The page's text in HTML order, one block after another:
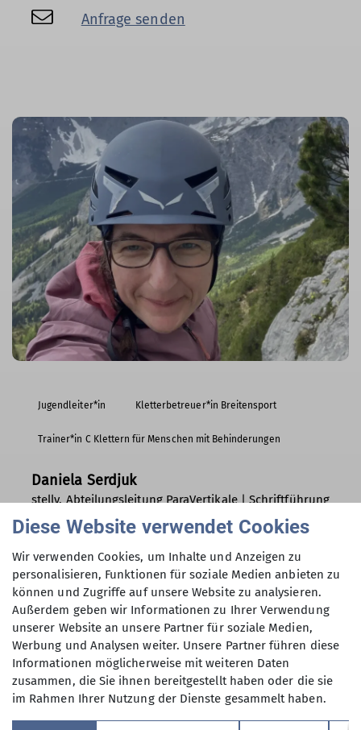
Anfrage senden
Jugendleiter*in Kletterbetreuer*in Breitensport
Trainer*in C Klettern für Menschen mit Behinderungen
Daniela Serdjuk
stellv. Abteilungsleitung ParaVertikale | Schriftführung
Sportklettern | Jugendausschuss
Sektion
Diese Website verwendet Cookies
Wir verwenden Cookies, um Inhalte und Anzeigen zu
personalisieren, Funktionen für soziale Medien anbieten zu
können und Zugriffe auf unsere Website zu analysieren.
Außerdem geben wir Informationen zu Ihrer Verwendung
unserer Website an unsere Partner für soziale Medien,
Werbung und Analysen weiter. Unsere Partner führen diese
Informationen möglicherweise mit weiteren Daten
zusammen, die Sie ihnen bereitgestellt haben oder die sie
im Rahmen Ihrer Nutzung der Dienste gesammelt haben.